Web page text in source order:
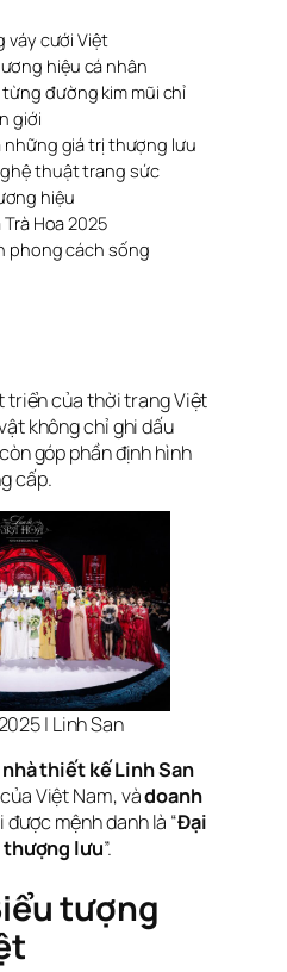
váy cưới Việt
hiệu cá nhân
đường kim mũi chỉ
giới
những giá trị thượng lưu
thuật trang sức
hiệu
Trà Hoa 2025
phong cách sống
triển của thời trang Việt
không chỉ ghi dấu
góp phần định hình
cấp.
| Linh San
nhà thiết kế Linh San
của Việt Nam, vàdoanh
được mệnh danh là “Đại
thượng lưu”.
tượng